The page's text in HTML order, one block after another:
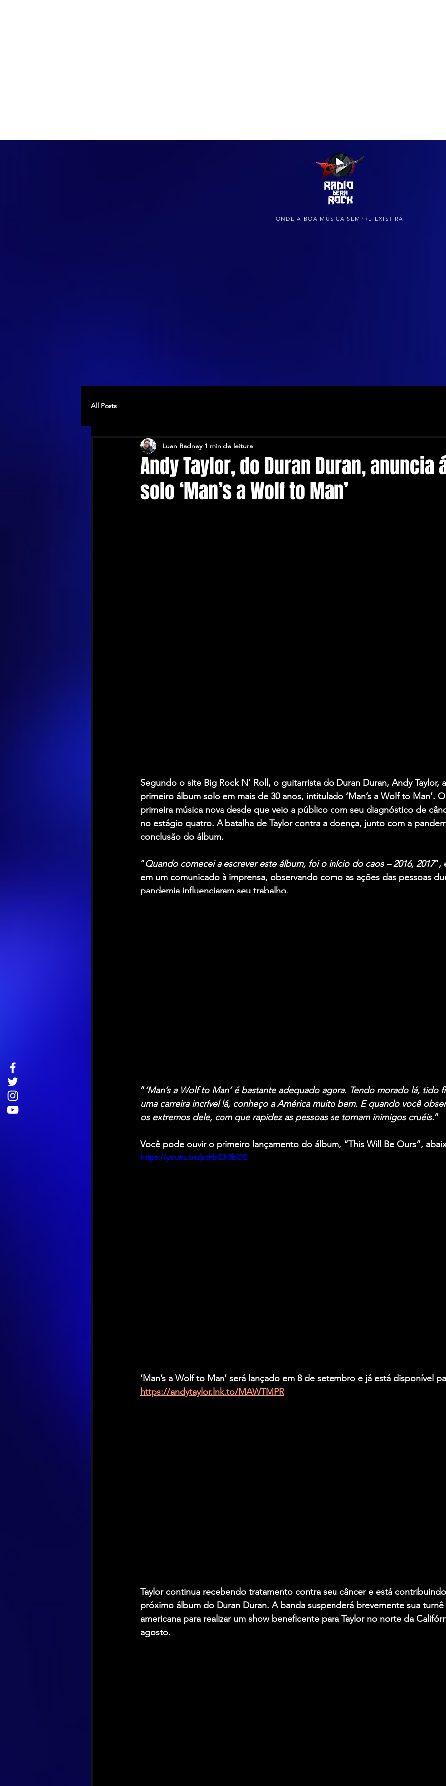
ONDE A BOA MÚSICA SEMPRE EXISTIRÁ
All Posts
Andy Taylor, do Duran Duran, anuncia
solo ‘Man’s a Wolf to Man’
Luan Radney 1 min de leitura
Segundo o site Big Rock N’ Roll, o guitarrista do Duran Duran, Andy Taylor,
primeiro álbum solo em mais de 30 anos, intitulado ‘Man’s a Wolf to Man’.
primeira música nova desde que veio a público com seu diagnóstico de
no estágio quatro. A batalha de Taylor contra a doença, junto com a
conclusão do álbum.
“Quando comecei a escrever este álbum, foi o início do caos – 2016, 2017”,
em um comunicado à imprensa, observando como as ações das pessoas
pandemia influenciaram seu trabalho.
“‘Man’s a Wolf to Man’ é bastante adequado agora. Tendo morado lá, tido
uma carreira incrível lá, conheço a América muito bem. E quando você
os extremos dele, com que rapidez as pessoas se tornam inimigos cruéis.”
Você pode ouvir o primeiro lançamento do álbum, “This Will Be Ours”,
https://youtu.be/pthbE3i3bDE
‘Man’s a Wolf to Man’ será lançado em 8 de setembro e já está disponível
https://andytaylor.lnk.to/MAWTMPR
Taylor continua recebendo tratamento contra seu câncer e está
próximo álbum do Duran Duran. A banda suspenderá brevemente sua
americana para realizar um show beneficente para Taylor no norte da
agosto.